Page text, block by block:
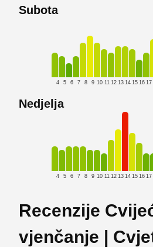
Subota
4 5 6 7 8 9 10 11 12 13 14 15 16 17
Nedjelja
4 5 6 7 8 9 10 11 12 13 14 15 16 17
Recenzije
vjenčanje |